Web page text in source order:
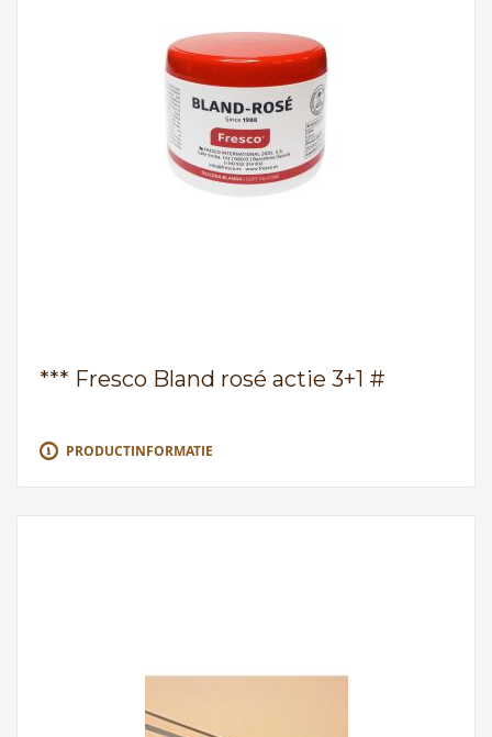
*** Fresco Bland rosé actie 3+1 #
PRODUCTINFORMATIE